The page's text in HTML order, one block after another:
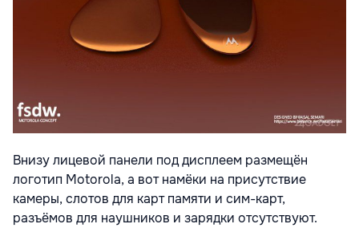
Внизу лицевой панели под дисплеем размещён
логотип Motorola, а вот намёки на присутствие
камеры, слотов для карт памяти и сим-карт,
разъёмов для наушников и зарядки отсутствуют.